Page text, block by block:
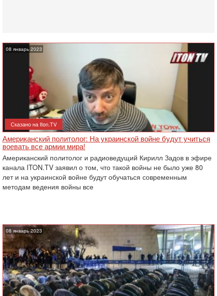
08 январь 2023
Сказано на Iton.TV
Американский политолог: На украинской войне будут учиться
воевать все армии мира!
Американский политолог и радиоведущий Кирилл Задов в эфире
канала ITON.TV заявил о том, что такой войны не было уже 80
лет и на украинской войне будут обучаться современным
методам ведения войны все
08 январь 2023